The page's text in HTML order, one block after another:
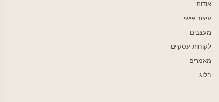
אודות
עיצוב אישי
מעצבים
לקוחות עסקיים
מאמרים
בלוג